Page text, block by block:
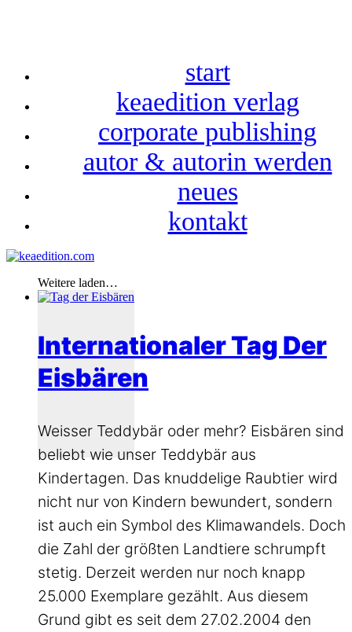
start
keaedition verlag
corporate publishing
autor & autorin werden
neues
kontakt
Weitere laden…
Internationaler Tag Der
Eisbären
Weisser Teddybär oder mehr? Eisbären sind
beliebt wie unser Teddybär aus
Kindertagen. Das knuddelige Raubtier wird
nicht nur von Kindern bewundert, sondern
ist auch ein Symbol des Klimawandels. Doch
die Zahl der größten Landtiere schrumpft
stetig. Derzeit werden nur noch knapp
25.000 Exemplare gezählt. Aus diesem
Grund gibt es seit dem 27.02.2004 den